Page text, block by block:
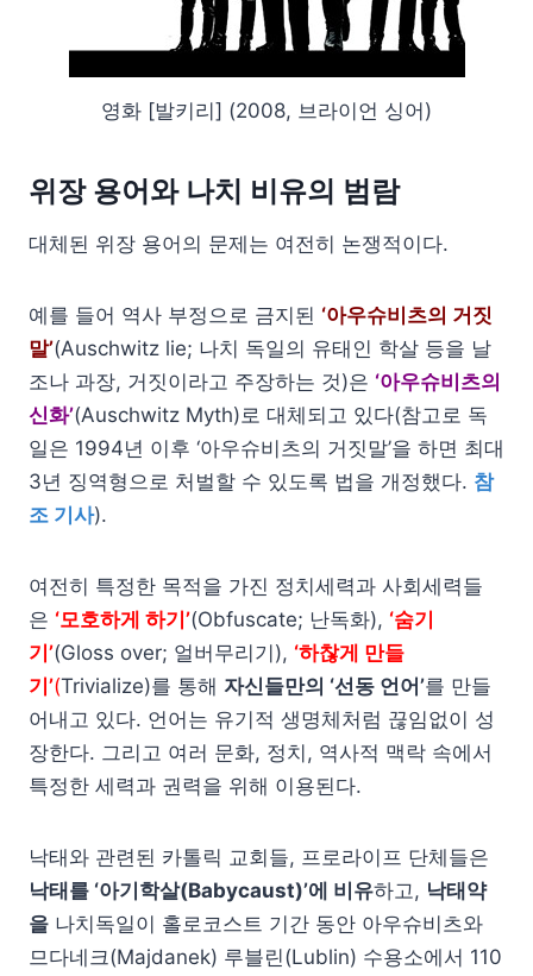
영화 [발키리] (2008, 브라이언 싱어)
위장 용어와 나치 비유의 범람
대체된 위장 용어의 문제는 여전히 논쟁적이다.
예를 들어 역사 부정으로 금지된 ‘아우슈비츠의 거짓
말’(Auschwitz lie; 나치 독일의 유태인 학살 등을 날
조나 과장, 거짓이라고 주장하는 것)은 ‘아우슈비츠의
신화’(Auschwitz Myth)로 대체되고 있다(참고로 독
일은 1994년 이후 ‘아우슈비츠의 거짓말’을 하면 최대
3년 징역형으로 처벌할 수 있도록 법을 개정했다. 참
조 기사).
여전히 특정한 목적을 가진 정치세력과 사회세력들
은 ‘모호하게 하기’(Obfuscate; 난독화), ‘숨기
기’(Gloss over; 얼버무리기), ‘하찮게 만들
기’(Trivialize)를 통해 자신들만의 ‘선동 언어’를 만들
어내고 있다. 언어는 유기적 생명체처럼 끊임없이 성
장한다. 그리고 여러 문화, 정치, 역사적 맥락 속에서
특정한 세력과 권력을 위해 이용된다.
낙태와 관련된 카톨릭 교회들, 프로라이프 단체들은
낙태를 ‘아기학살(Babycaust)’에 비유하고, 낙태약
을 나치독일이 홀로코스트 기간 동안 아우슈비츠와
므다네크(Majdanek) 루블린(Lublin) 수용소에서 110